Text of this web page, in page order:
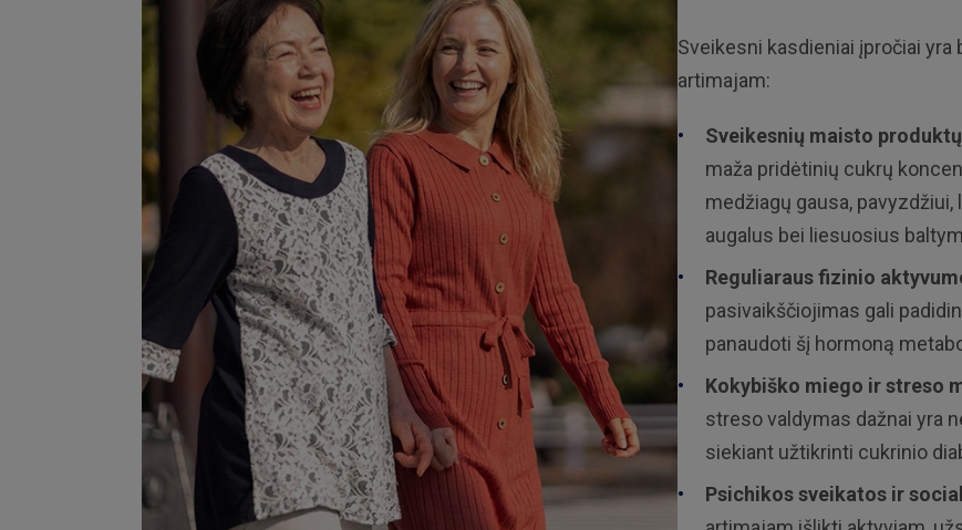
Sveikesni kasdieniai įpročiai
artimajam:
Sveikesnių maisto
maža pridėtinių cukrų
medžiagų gausa,
augalus bei liesuosius
Reguliaraus fizinio
pasivaikščiojimas gali
panaudoti šį hormoną
Kokybiško miego ir streso
streso valdymas dažnai yra
siekiant užtikrinti cukrinio
Psichikos sveikatos ir